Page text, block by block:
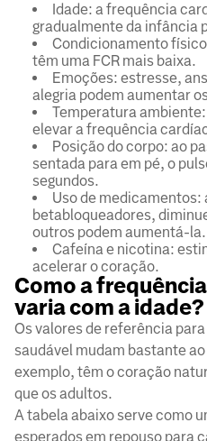
Idade: a frequência
gradualmente da infância
Condicionamento
têm uma FCR mais baixa.
Emoções: estresse,
alegria podem aumentar
Temperatura
elevar a frequência
Posição do corpo: ao
sentada para em pé, o
segundos.
Uso de
betabloqueadores,
outros podem aumentá-la.
Cafeína e nicotina:
acelerar o coração.
Como a
varia com a idade?
Os valores de referência
saudável mudam bastante
exemplo, têm o coração
que os adultos.
A tabela abaixo serve como
esperados em repouso para